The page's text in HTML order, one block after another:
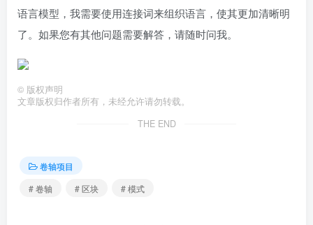
语言模型，我需要使用连接词来组织语言，使其更加清晰明
了。如果您有其他问题需要解答，请随时问我。
© 版权声明
文章版权归作者所有，未经允许请勿转载。
THE END
卷轴项目
# 卷轴
# 区块 # 模式